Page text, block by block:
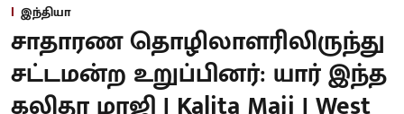
இந்தியா
சாதாரண தொழிலாளரிலிருந்து
சட்டமன்ற உறுப்பினர்: யார் இந்த